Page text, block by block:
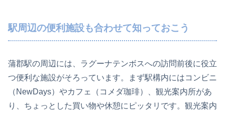
駅周辺の便利施設も合わせて知っておこう
蒲郡駅の周辺には、ラグーナテンボスへの訪問前後に役立
つ便利な施設がそろっています。まず駅構内にはコンビニ
（NewDays）やカフェ（コメダ珈琲）、観光案内所があ
り、ちょっとした買い物や休憩にピッタリです。観光案内